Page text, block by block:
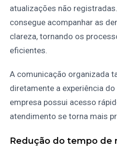
atualizações não
consegue acompanhar as
clareza, tornando os
eficientes.
A comunicação organizada
diretamente a experiência
empresa possui acesso
atendimento se torna mais
Redução do tempo de